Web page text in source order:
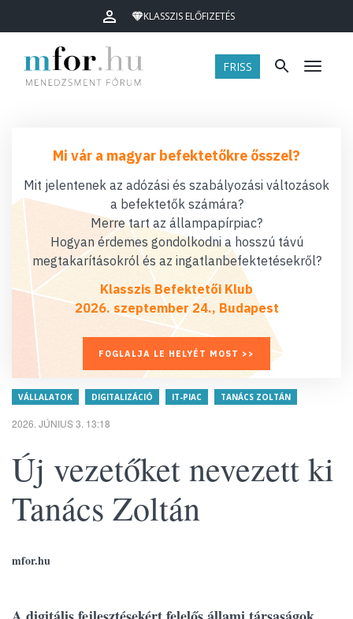
KLASSZIS ELŐFIZETÉS
FRISS Menü
Mi vár a magyar befektetőkre ősszel?
Mit jelentenek az adózási és szabályozási változások
a befektetők számára?
Merre tart az állampapírpiac?
Hogyan érdemes gondolkodni a hosszú távú
megtakarításokról és az ingatlanbefektetésekről?
Klasszis Befektetői Klub
2026. szeptember 24., Budapest
FOGLALJA LE HELYÉT MOST >>
VÁLLALATOK DIGITALIZÁCIÓ IT-PIAC TANÁCS ZOLTÁN
2026. JÚNIUS 3. 13:18
Új vezetőket nevezett ki
Tanács Zoltán
mfor.hu